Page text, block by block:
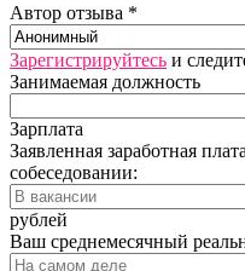
Автор отзыва *
Зарегистрируйтесь и
Занимаемая должность
Зарплата
Заявленная заработная
собеседовании:
рублей
Ваш среднемесячный